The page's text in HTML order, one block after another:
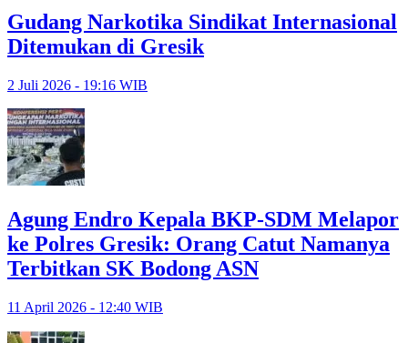
Gudang Narkotika Sindikat Internasional
Ditemukan di Gresik
2 Juli 2026 - 19:16 WIB
Agung Endro Kepala BKP-SDM Melapor
ke Polres Gresik: Orang Catut Namanya
Terbitkan SK Bodong ASN
11 April 2026 - 12:40 WIB